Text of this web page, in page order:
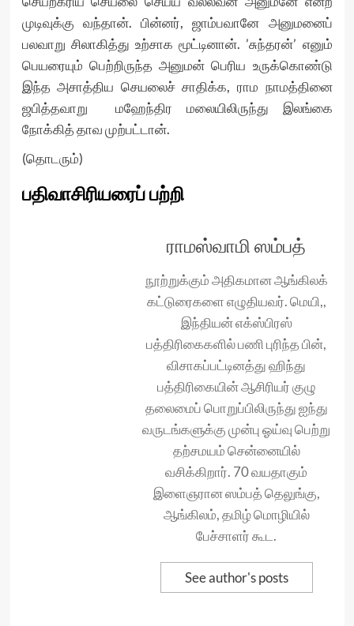
முடிவுக்கு வந்தான். பின்னர், ஜாம்பவானே அனுமனைப்
பலவாறு சிலாகித்து உற்சாக மூட்டினான். ’சுந்தரன்’ எனும்
பெயரையும் பெற்றிருந்த அனுமன் பெரிய உருக்கொண்டு
இந்த அசாத்திய செயலைச் சாதிக்க, ராம நாமத்தினை
ஜபித்தவாறு மஹேந்திர மலையிலிருந்து இலங்கை
நோக்கித் தாவ முற்பட்டான்.
(​தொடரும்)
பதிவாசிரியரைப் பற்றி
ராமஸ்வாமி ஸம்பத்
நூற்றுக்கும் அதிகமான ஆங்கிலக்
கட்டுரைகளை எழுதியவர். மெயி,,
இந்தியன் எக்ஸ்பிரஸ்
பத்திரிகைகளில் பணி புரிந்த பின்,
விசாகப்பட்டினத்து ஹிந்து
பத்திரிகையின் ஆசிரியர் குழு
தலைமைப் பொறுப்பிலிருந்து ஐந்து
வருடங்களுக்கு முன்பு ஓய்வு பெற்று
தற்சமயம் சென்னையில்
வசிக்கிறார். 70 வயதாகும்
இளைஞரான ஸம்பத் தெலுங்கு,
ஆங்கிலம், தமிழ் மொழியில்
பேச்சாளர் கூட.
See author's posts